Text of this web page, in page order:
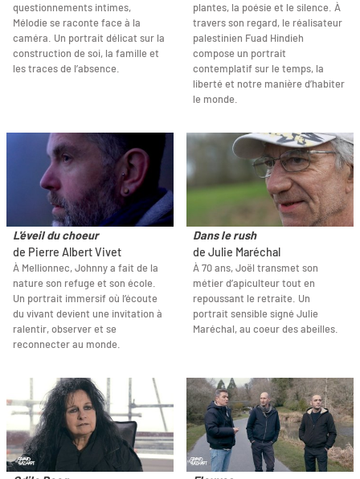
questionnements intimes,
Mélodie se raconte face à la
caméra. Un portrait délicat sur la
construction de soi, la famille et
les traces de l’absence.
plantes, la poésie et le silence. À
travers son regard, le réalisateur
palestinien Fuad Hindieh
compose un portrait
contemplatif sur le temps, la
liberté et notre manière d’habiter
le monde.
L'éveil du choeur
de Pierre Albert Vivet
À Mellionnec, Johnny a fait de la
nature son refuge et son école.
Un portrait immersif où l’écoute
du vivant devient une invitation à
ralentir, observer et se
reconnecter au monde.
Dans le rush
de Julie Maréchal
À 70 ans, Joël transmet son
métier d’apiculteur tout en
repoussant le retraite. Un
portrait sensible signé Julie
Maréchal, au coeur des abeilles.